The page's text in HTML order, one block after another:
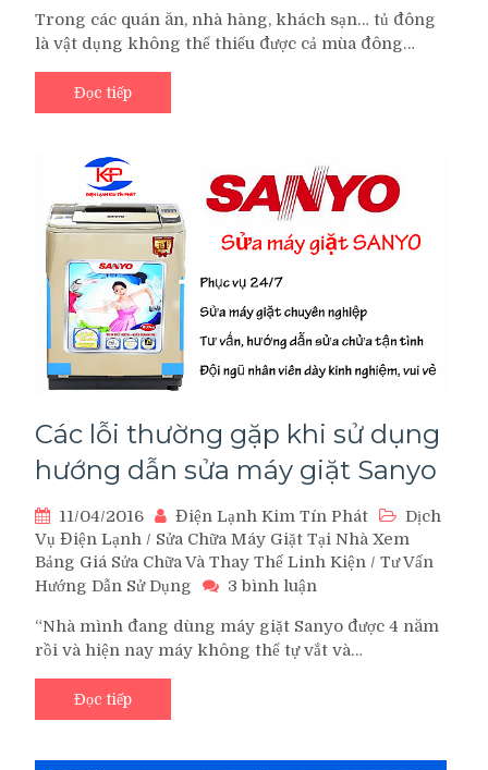
chọn
dịch
ở
đâu
nhất
?
Trong các quán ăn, nhà hàng, khách sạn… tủ đông
là vật dụng không thể thiếu được cả mùa đông…
Đọc tiếp
Các lỗi thường gặp khi sử dụng
hướng dẫn sửa máy giặt Sanyo
11/04/2016 Điện Lạnh Kim Tín Phát
Dịch
Vụ Điện Lạnh / Sửa Chữa Máy Giặt Tại Nhà Xem
Bảng Giá Sửa Chữa Và Thay Thế Linh Kiện / Tư Vấn
Hướng Dẫn Sử Dụng
3 bình luận
lỗi
thường
“Nhà mình đang dùng máy giặt Sanyo được 4 năm
rồi và hiện nay máy không thể tự vắt và…
Đọc tiếp